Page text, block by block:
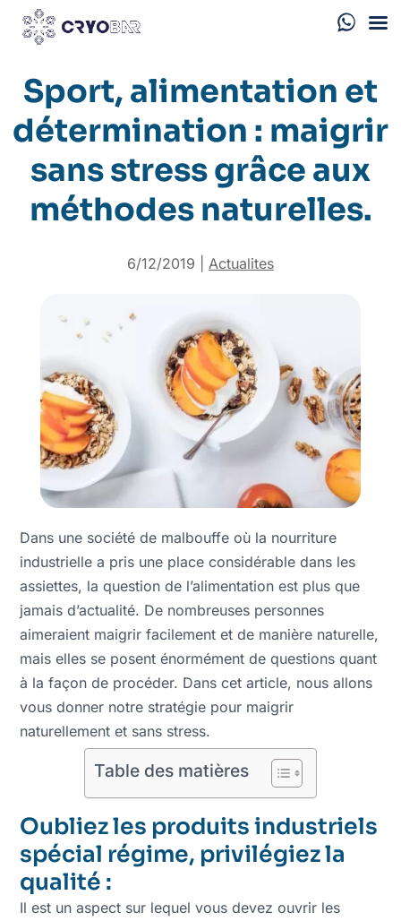
Sport, alimentation et
détermination : maigrir
sans stress grâce aux
méthodes naturelles.
6/12/2019 Actualites
Dans une société de malbouffe où la nourriture
industrielle a pris une place considérable dans les
assiettes, la question de l’alimentation est plus que
jamais d’actualité. De nombreuses personnes
aimeraient maigrir facilement et de manière naturelle,
mais elles se posent énormément de questions quant
à la façon de procéder. Dans cet article, nous allons
vous donner notre stratégie pour maigrir
naturellement et sans stress.
Table des matières
Oubliez les produits industriels
spécial régime, privilégiez la
qualité :
Il est un aspect sur lequel vous devez ouvrir les